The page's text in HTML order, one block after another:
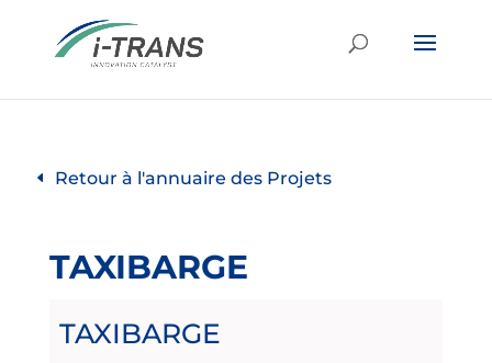
Retour à l'annuaire des Projets
TAXIBARGE
TAXIBARGE